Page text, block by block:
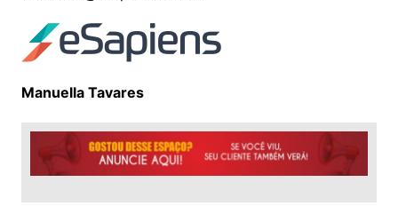
Manuella Tavares